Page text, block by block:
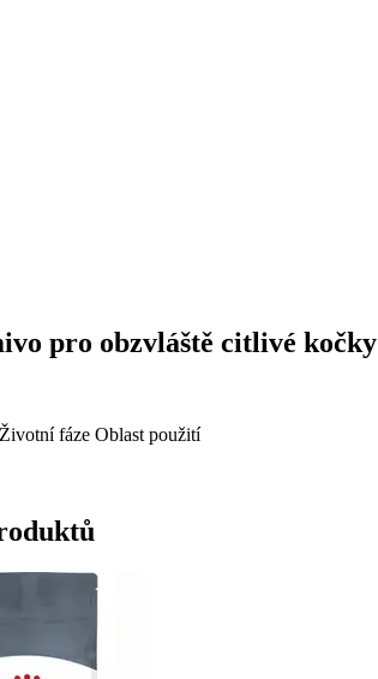
pro obzvláště citlivé kočky
Životní fáze Oblast použití